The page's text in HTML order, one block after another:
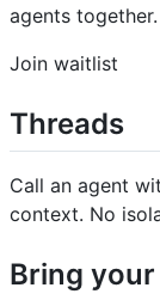
agents
Join waitlist
Threads
Call an agent
context. No
Bring